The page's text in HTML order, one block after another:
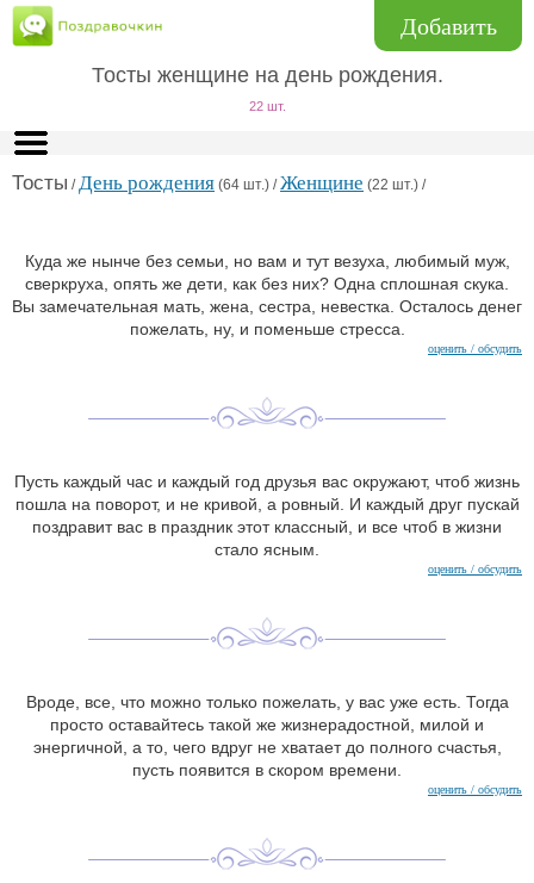
Добавить
Тосты женщине на день рождения.
22 шт.
Тосты /День рождения (64 шт.) /Женщине (22 шт.) /
Куда же нынче без семьи, но вам и тут везуха, любимый муж,
сверкруха, опять же дети, как без них? Одна сплошная скука.
Вы замечательная мать, жена, сестра, невестка. Осталось денег
пожелать, ну, и поменьше стресса.
оценить / обсудить
Пусть каждый час и каждый год друзья вас окружают, чтоб жизнь
пошла на поворот, и не кривой, а ровный. И каждый друг пускай
поздравит вас в праздник этот классный, и все чтоб в жизни
стало ясным.
оценить / обсудить
Вроде, все, что можно только пожелать, у вас уже есть. Тогда
просто оставайтесь такой же жизнерадостной, милой и
энергичной, а то, чего вдруг не хватает до полного счастья,
пусть появится в скором времени.
оценить / обсудить